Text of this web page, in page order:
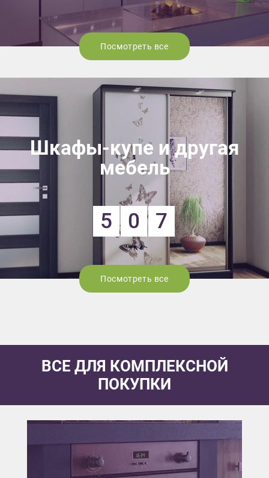
Посмотреть все
Шкафы-купе и другая
мебель
5 0 7
Посмотреть все
ВСЕ ДЛЯ КОМПЛЕКСНОЙ
ПОКУПКИ